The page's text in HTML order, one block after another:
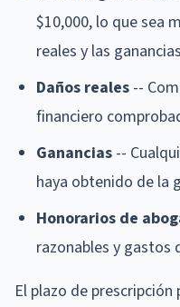
$10,000, lo que sea
reales y las
Daños reales --
financiero
Ganancias --
haya obtenido de la
Honorarios de
razonables y gastos
El plazo de